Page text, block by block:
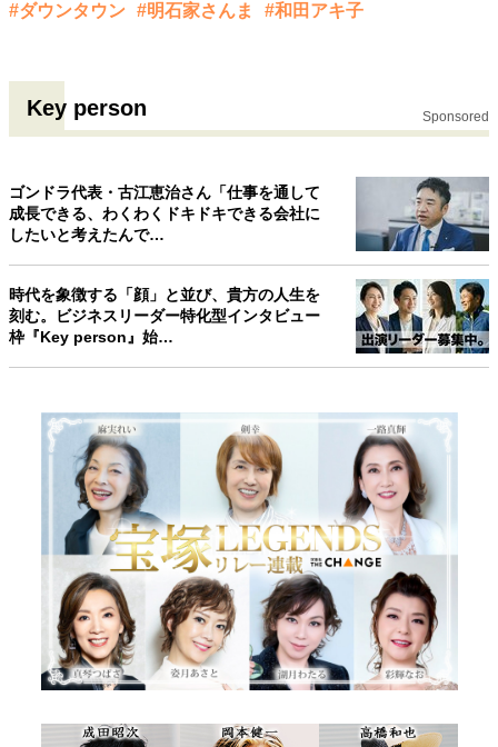
#ダウンタウン #明石家さんま #和田アキ子
Key person Sponsored
ゴンドラ代表・古江恵治さん「仕事を通して
成長できる、わくわくドキドキできる会社に
したいと考えたんで…
時代を象徴する「顔」と並び、貴方の人生を
刻む。ビジネスリーダー特化型インタビュー
枠『Key person』始…